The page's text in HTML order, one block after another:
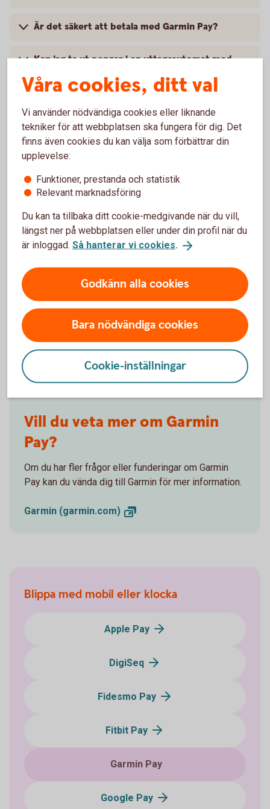
Är det säkert att betala med Garmin Pay?
Kan jag ta ut pengar i en uttagsautomat med
jag handlar med Garmin Pay?
Vad behöver jag göra om jag blivit av med min
Jag har fått ett nytt kort, vad gör jag?
Vart vänder jag mig vid problem?
Kontakta
Garmin
Vill du veta mer om Garmin
Pay?
Om du har fler frågor eller funderingar om Garmin
Pay kan du vända dig till Garmin för mer information.
Garmin (garmin.com)
Blippa med mobil eller klocka
Apple Pay
DigiSeq
Fidesmo Pay
Fitbit Pay
Garmin Pay
Google Pay
Våra cookies, ditt val
Vi använder nödvändiga cookies eller liknande
tekniker för att webbplatsen ska fungera för dig. Det
finns även cookies du kan välja som förbättrar din
upplevelse:
Funktioner, prestanda och statistik
Relevant marknadsföring
Du kan ta tillbaka ditt cookie-medgivande när du vill,
längst ner på webbplatsen eller under din profil när du
är inloggad. Så hanterar vi cookies.
Godkänn alla cookies
Bara nödvändiga cookies
Cookie-inställningar